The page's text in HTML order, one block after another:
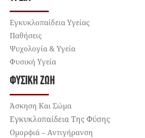
Εγκυκλοπαίδεια Υγείας
Παθήσεις
Ψυχολογία & Υγεία
Φυσική Υγεία
ΦΥΣΙΚΉ ΖΩΉ
Άσκηση Και Σώμα
Εγκυκλοπαίδεια Της Φύσης
Ομορφιά – Αντιγήρανση